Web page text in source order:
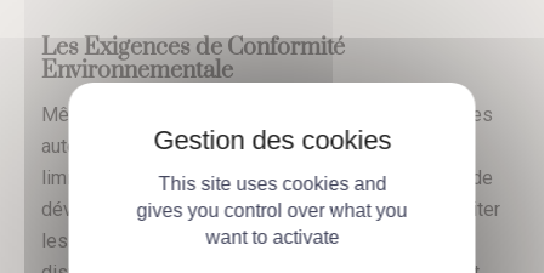
Les Exigences de Conformité
Environnementale
Même pour les étangs bénéficiant de l’antériorité, les
autorités peuvent exiger des aménagements pour
limiter leur impact écologique. Par exemple, l’ajout de
déversoirs pour garantir la circulation de l’eau et éviter
les risques de débordements, ainsi que des
This site uses cookies and
gives you control over what you
want to activate